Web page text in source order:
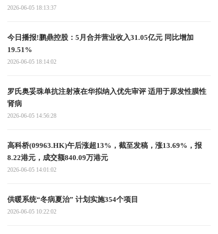
2026-06-05 18:13:37
今日播报!鹏鼎控股：5月合并营业收入31.05亿元 同比增加
19.51%
2026-06-05 18:14:02
罗氏奥妥珠单抗注射液在华拟纳入优先审评 适用于原发性膜性
肾病
2026-06-05 14:56:28
高科桥(09963.HK)午后涨超13%，截至发稿，涨13.69%，报
8.22港元，成交额840.09万港元
2026-06-05 14:01:02
供暖系统“冬病夏治” 计划实施354个项目
2026-06-05 10:22:02